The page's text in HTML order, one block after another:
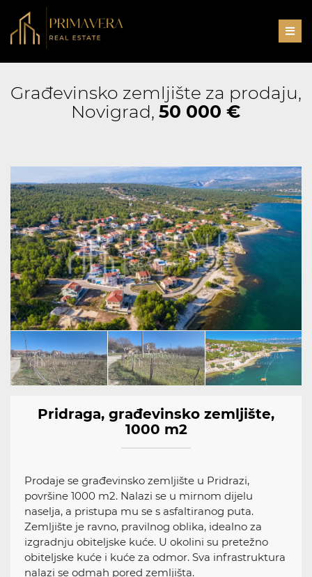
Građevinsko zemljište za prodaju,
Novigrad, 50 000 €
Pridraga, građevinsko zemljište,
1000 m2
Prodaje se građevinsko zemljište u Pridrazi,
površine 1000 m2. Nalazi se u mirnom dijelu
naselja, a pristupa mu se s asfaltiranog puta.
Zemljište je ravno, pravilnog oblika, idealno za
izgradnju obiteljske kuće. U okolini su pretežno
obiteljske kuće i kuće za odmor. Sva infrastruktura
nalazi se odmah pored zemljišta.